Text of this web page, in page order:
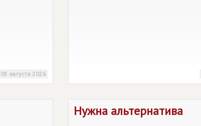
05 августа 2026
Нужна альтернатива